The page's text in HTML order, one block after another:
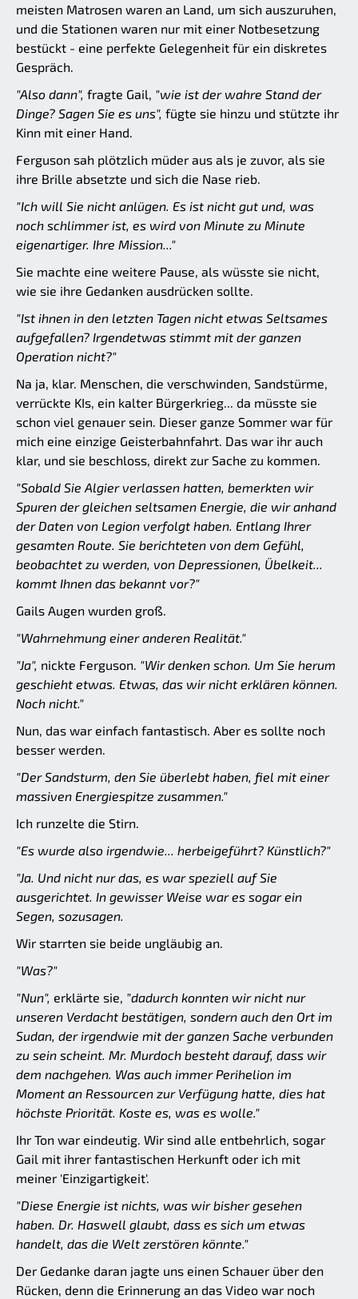
meisten Matrosen waren an Land, um sich auszuruhen,
und die Stationen waren nur mit einer Notbesetzung
bestückt - eine perfekte Gelegenheit für ein diskretes
Gespräch.
"Also dann", fragte Gail, "wie ist der wahre Stand der
Dinge? Sagen Sie es uns", fügte sie hinzu und stützte ihr
Kinn mit einer Hand.
Ferguson sah plötzlich müder aus als je zuvor, als sie
ihre Brille absetzte und sich die Nase rieb.
"Ich will Sie nicht anlügen. Es ist nicht gut und, was
noch schlimmer ist, es wird von Minute zu Minute
eigenartiger. Ihre Mission..."
Sie machte eine weitere Pause, als wüsste sie nicht,
wie sie ihre Gedanken ausdrücken sollte.
"Ist ihnen in den letzten Tagen nicht etwas Seltsames
aufgefallen? Irgendetwas stimmt mit der ganzen
Operation nicht?"
Na ja, klar. Menschen, die verschwinden, Sandstürme,
verrückte KIs, ein kalter Bürgerkrieg... da müsste sie
schon viel genauer sein. Dieser ganze Sommer war für
mich eine einzige Geisterbahnfahrt. Das war ihr auch
klar, und sie beschloss, direkt zur Sache zu kommen.
"Sobald Sie Algier verlassen hatten, bemerkten wir
Spuren der gleichen seltsamen Energie, die wir anhand
der Daten von Legion verfolgt haben. Entlang Ihrer
gesamten Route. Sie berichteten von dem Gefühl,
beobachtet zu werden, von Depressionen, Übelkeit...
kommt Ihnen das bekannt vor?"
Gails Augen wurden groß.
"Wahrnehmung einer anderen Realität."
"Ja", nickte Ferguson. "Wir denken schon. Um Sie herum
geschieht etwas. Etwas, das wir nicht erklären können.
Noch nicht."
Nun, das war einfach fantastisch. Aber es sollte noch
besser werden.
"Der Sandsturm, den Sie überlebt haben, fiel mit einer
massiven Energiespitze zusammen."
Ich runzelte die Stirn.
"Es wurde also irgendwie... herbeigeführt? Künstlich?"
"Ja. Und nicht nur das, es war speziell auf Sie
ausgerichtet. In gewisser Weise war es sogar ein
Segen, sozusagen.
Wir starrten sie beide ungläubig an.
"Was?"
"Nun", erklärte sie, "dadurch konnten wir nicht nur
unseren Verdacht bestätigen, sondern auch den Ort im
Sudan, der irgendwie mit der ganzen Sache verbunden
zu sein scheint. Mr. Murdoch besteht darauf, dass wir
dem nachgehen. Was auch immer Perihelion im
Moment an Ressourcen zur Verfügung hatte, dies hat
höchste Priorität. Koste es, was es wolle."
Ihr Ton war eindeutig. Wir sind alle entbehrlich, sogar
Gail mit ihrer fantastischen Herkunft oder ich mit
meiner 'Einzigartigkeit'.
"Diese Energie ist nichts, was wir bisher gesehen
haben. Dr. Haswell glaubt, dass es sich um etwas
handelt, das die Welt zerstören könnte."
Der Gedanke daran jagte uns einen Schauer über den
Rücken, denn die Erinnerung an das Video war noch